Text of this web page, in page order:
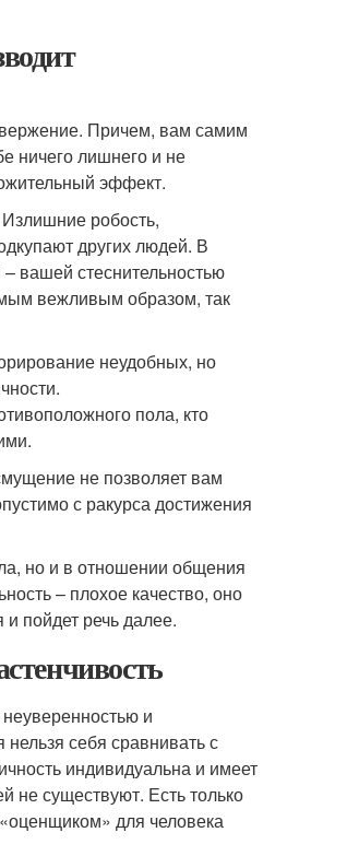
Причем, вам самим
ничего лишнего и не
эффект.
робость,
других людей. В
вашей стеснительностью
вежливым образом, так
неудобных, но
пола, кто
не позволяет вам
с ракурса достижения
но и в отношении общения
– плохое качество, оно
пойдет речь далее.
и
себя сравнивать с
индивидуальна и имеет
не существуют. Есть только
для человека